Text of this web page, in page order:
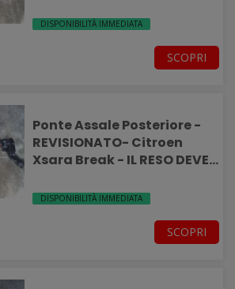
DISPONIBILITÀ IMMEDIATA
SCOPRI
Ponte Assale Posteriore -
REVISIONATO- Citroen
Xsara Break - IL RESO DEVE
DISPONIBILITÀ IMMEDIATA
SCOPRI